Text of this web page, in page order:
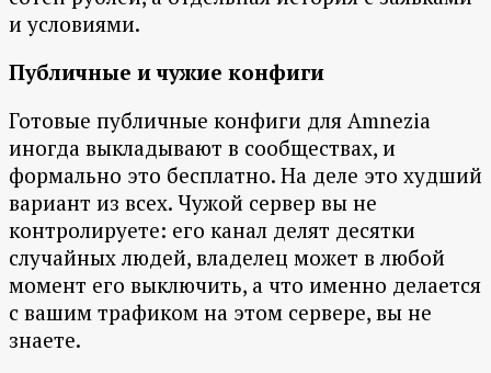
и условиями.
Публичные и чужие конфиги
Готовые публичные конфиги для Amnezia
иногда выкладывают в сообществах, и
формально это бесплатно. На деле это худший
вариант из всех. Чужой сервер вы не
контролируете: его канал делят десятки
случайных людей, владелец может в любой
момент его выключить, а что именно делается
с вашим трафиком на этом сервере, вы не
знаете.